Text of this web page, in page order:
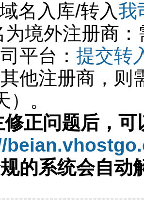
名入库/转入我
为境外注册商
平台： 提交转
他注册商，则
）。
修正问题后，可
的系统会自动